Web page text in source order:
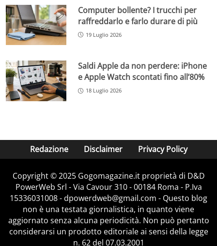
Computer bollente? I trucchi per
raffreddarlo e farlo durare di più
19 Luglio 2026
Saldi Apple da non perdere: iPhone
e Apple Watch scontati fino all’80%
18 Luglio 2026
Redazione Disclaimer Privacy Policy
Copyright © 2025 Gogomagazine.it proprietà di D&D
PowerWeb Srl - Via Cavour 310 - 00184 Roma - P.Iva
15336031008 - dpowerdweb@gmail.com - Questo blog
non è una testata giornalistica, in quanto viene
aggiornato senza alcuna periodicità. Non può pertanto
considerarsi un prodotto editoriale ai sensi della legge
n. 62 del 07.03.2001